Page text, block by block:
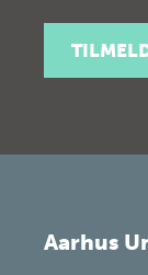
Aarhus